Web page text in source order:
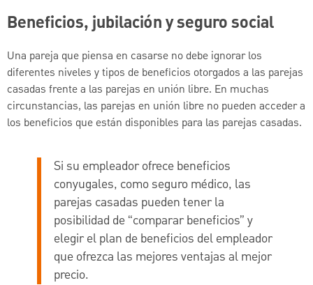
Beneficios, jubilación y seguro social
Una pareja que piensa en casarse no debe ignorar los
diferentes niveles y tipos de beneficios otorgados a las parejas
casadas frente a las parejas en unión libre. En muchas
circunstancias, las parejas en unión libre no pueden acceder a
los beneficios que están disponibles para las parejas casadas.
Si su empleador ofrece beneficios
conyugales, como seguro médico, las
parejas casadas pueden tener la
posibilidad de “comparar beneficios” y
elegir el plan de beneficios del empleador
que ofrezca las mejores ventajas al mejor
precio.